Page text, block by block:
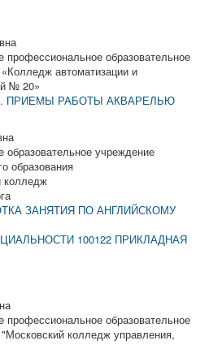
профессиональное образовательное
автоматизации и
№ 20»
ПРИЕМЫ РАБОТЫ АКВАРЕЛЬЮ
образовательное учреждение
образования
колледж
ЗАНЯТИЯ ПО АНГЛИЙСКОМУ
100122 ПРИКЛАДНАЯ
профессиональное образовательное
колледж управления,